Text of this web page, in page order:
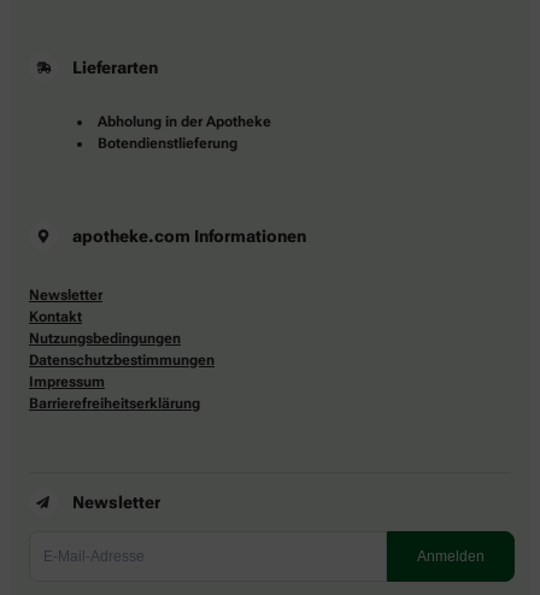
Lieferarten
Abholung in der Apotheke
Botendienstlieferung
apotheke.com Informationen
Newsletter
Kontakt
Nutzungsbedingungen
Datenschutzbestimmungen
Impressum
Barrierefreiheitserklärung
Newsletter